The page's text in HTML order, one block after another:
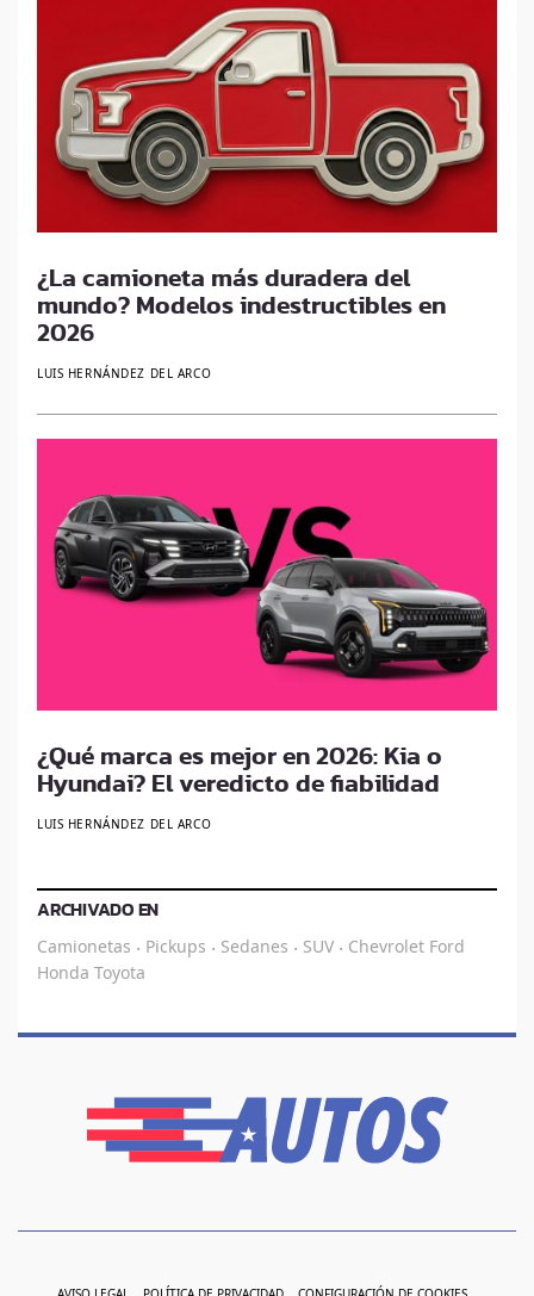
¿La camioneta más duradera del
mundo? Modelos indestructibles en
2026
LUIS HERNÁNDEZ DEL ARCO
¿Qué marca es mejor en 2026: Kia o
Hyundai? El veredicto de fiabilidad
LUIS HERNÁNDEZ DEL ARCO
ARCHIVADO EN
Camionetas · Pickups · Sedanes · SUV · Chevrolet Ford
Honda
Toyota